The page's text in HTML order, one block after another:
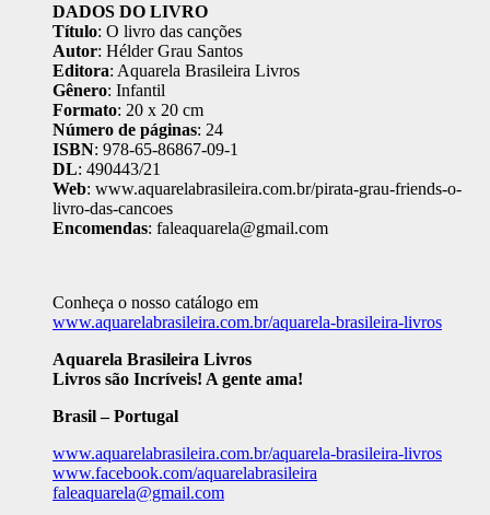
DADOS DO LIVRO
Título: O livro das canções
Autor: Hélder Grau Santos
Editora: Aquarela Brasileira Livros
Gênero: Infantil
Formato: 20 x 20 cm
Número de páginas: 24
ISBN: 978-65-86867-09-1
DL: 490443/21
Web: www.aquarelabrasileira.com.br/pirata-grau-friends-o-
livro-das-cancoes
Encomendas: faleaquarela@gmail.com
Conheça o nosso catálogo em
www.aquarelabrasileira.com.br/aquarela-brasileira-livros
Aquarela Brasileira Livros
Livros são Incríveis! A gente ama!
Brasil – Portugal
www.aquarelabrasileira.com.br/aquarela-brasileira-livros
www.facebook.com/aquarelabrasileira
faleaquarela@gmail.com